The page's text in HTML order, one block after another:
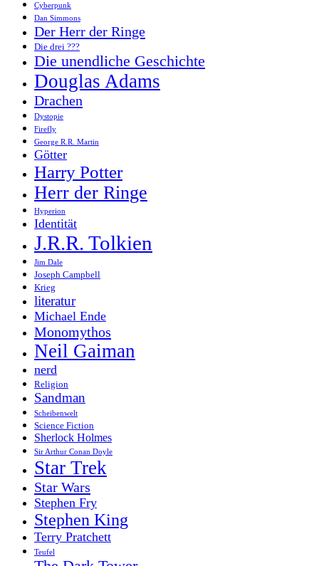
Cyberpunk
Dan Simmons
Der Herr der Ringe
Die drei ???
Die unendliche Geschichte
Douglas Adams
Drachen
Dystopie
Firefly
George R.R. Martin
Götter
Harry Potter
Herr der Ringe
Hyperion
Identität
J.R.R. Tolkien
Jim Dale
Joseph Campbell
Krieg
literatur
Michael Ende
Monomythos
Neil Gaiman
nerd
Religion
Sandman
Scheibenwelt
Science Fiction
Sherlock Holmes
Sir Arthur Conan Doyle
Star Trek
Star Wars
Stephen Fry
Stephen King
Terry Pratchett
Teufel